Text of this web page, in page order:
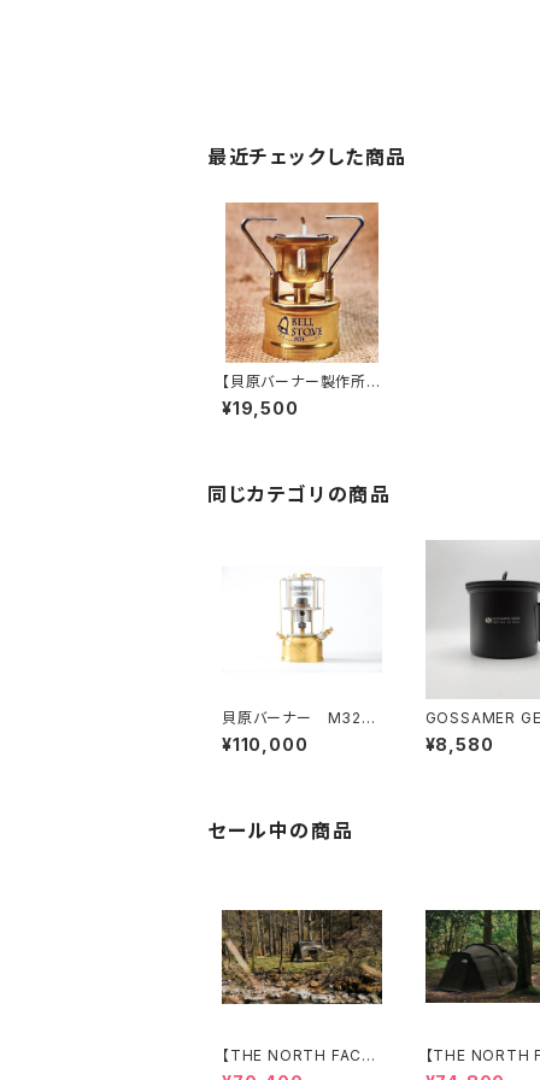
最近チェックした商品
【貝原バーナー製作所】
ベルストーブM74 専用
ケースセット
¥19,500
同じカテゴリの商品
貝原バーナー M326-
B
¥110,000
GOSSAMER
Titan Kettle
900 BLACK
¥8,580
セール中の商品
【THE NORTH FACE】
Evabase 6
【THE NORTH
Lander 6